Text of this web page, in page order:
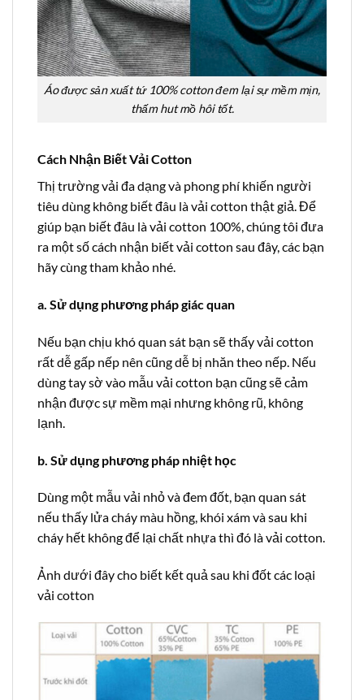
Áo được sản xuất tứ 100% cotton đem lại sự mềm mịn,
thấm hut mồ hôi tốt.
Cách Nhận Biết Vải Cotton
Thị trường vải đa dạng và phong phí khiến người
tiêu dùng không biết đâu là vải cotton thật giả. Để
giúp bạn biết đâu là vải cotton 100%, chúng tôi đưa
ra một số cách nhận biết vải cotton sau đây, các bạn
hãy cùng tham khảo nhé.
a. Sử dụng phương pháp giác quan
Nếu bạn chịu khó quan sát bạn sẽ thấy vải cotton
rất dễ gấp nếp nên cũng dễ bị nhăn theo nếp. Nếu
dùng tay sờ vào mẫu vải cotton bạn cũng sẽ cảm
nhận được sự mềm mại nhưng không rũ, không
lạnh.
b. Sử dụng phương pháp nhiệt học
Dùng một mẫu vải nhỏ và đem đốt, bạn quan sát
nếu thấy lửa cháy màu hồng, khói xám và sau khi
cháy hết không để lại chất nhựa thì đó là vải cotton.
Ảnh dưới đây cho biết kết quả sau khi đốt các loại
vải cotton